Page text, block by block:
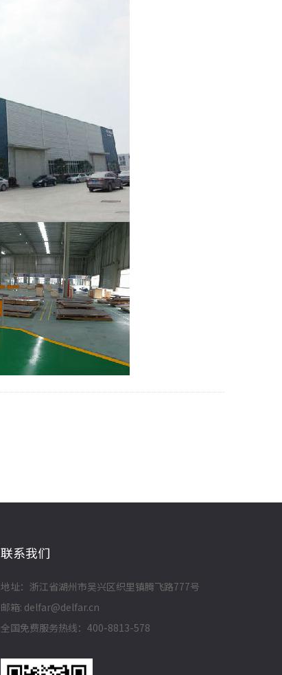
联系我们
地址：浙江省湖州市吴兴区织里镇腾飞路777号
邮箱: delfar@delfar.cn
全国免费服务热线：400-8813-578